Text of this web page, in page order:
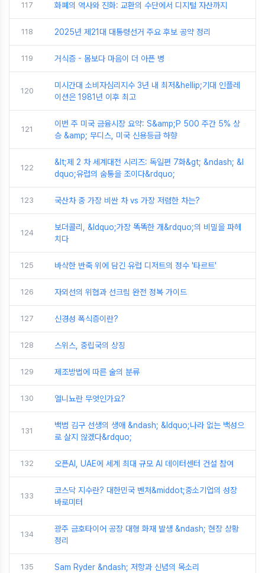
117 화폐의 역사와 진화: 교환의 수단에서 디지털 자산까지
118 2025년 제21대 대통령선거 주요 후보 공약 정리
119 거식증 - 몸보다 마음이 더 아픈 병
120
미시간대 소비자심리지수 3년 내 최저&hellip;기대 인플레
이션은 1981년 이후 최고
121
이번 주 미국 금융시장 요약: S&amp;P 500 주간 5% 상
승 &amp; 무디스, 미국 신용등급 하향
122
&lt;제 2 차 세계대전 시리즈: 독일편 7화&gt; &ndash; &l
dquo;유럽의 숨통을 조이다&rdquo;
123 국산차 중 가장 비싼 차 vs 가장 저렴한 차는?
124
보더콜리, &ldquo;가장 똑똑한 개&rdquo;의 비밀을 파헤
치다
125 바삭한 반죽 위에 담긴 유럽 디저트의 정수 '타르트'
126 자외선의 위협과 선크림 완전 정복 가이드
127 신경성 폭식증이란?
128 스위스, 중립국의 상징
129 제조방법에 따른 술의 분류
130 엘니뇨란 무엇인가요?
131
백범 김구 선생의 생애 &ndash; &ldquo;나라 없는 백성으
로 살지 않겠다&rdquo;
132 오픈AI, UAE에 세계 최대 규모 AI 데이터센터 건설 참여
133
코스닥 지수란? 대한민국 벤처&middot;중소기업의 성장
바로미터
134
광주 금호타이어 공장 대형 화재 발생 &ndash; 현장 상황
정리
135 Sam Ryder &ndash; 저항과 신념의 목소리